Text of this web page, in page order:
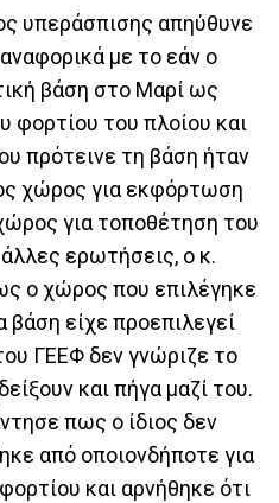
υπεράσπισης απηύθυνε
με το εάν ο
βάση στο Μαρί ως
φορτίου του πλοίου και
πρότεινε τη βάση ήταν
χώρος για εκφόρτωση
για τοποθέτηση του
ερωτήσεις, ο κ.
ο χώρος που επιλέγηκε
βάση είχε προεπιλεγεί
ΓΕΕΦ δεν γνώριζε το
και πήγα μαζί του.
πως ο ίδιος δεν
από οποιονδήποτε για
και αρνήθηκε ότι